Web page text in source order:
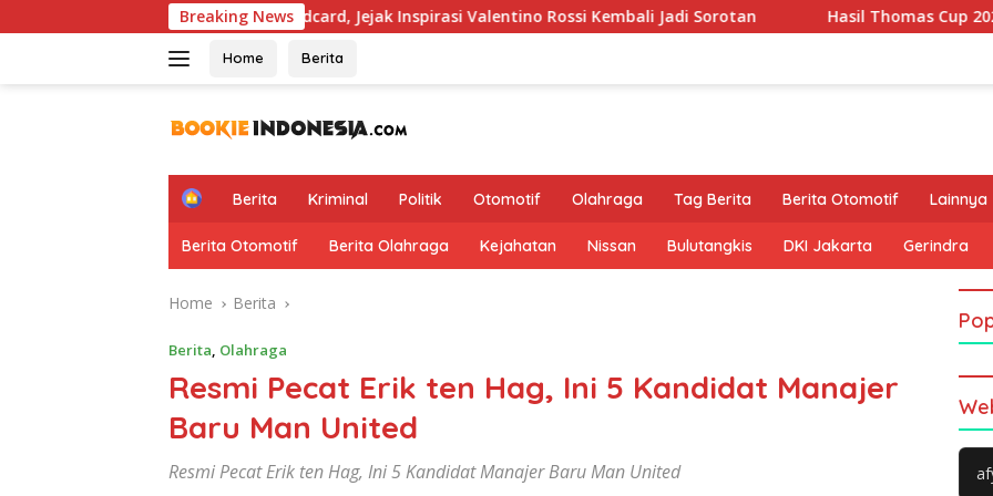
to
Breaking News
Aturan Wildcard, Jejak Inspirasi Valentino Rossi Kembali Jadi Sorotan Hasil Thomas Cup 2026: Leong Jun Hao
Home Berita
H
m
e
Berita Kriminal Politik Otomotif Olahraga Tag Berita Berita Otomotif Lainnya
Berita Otomotif Berita Olahraga Kejahatan Nissan Bulutangkis DKI Jakarta Gerindra
Home Berita
Berita, Olahraga
Resmi Pecat Erik ten Hag, Ini 5 Kandidat Manajer
Baru Man United
Resmi Pecat Erik ten Hag, Ini 5 Kandidat Manajer Baru Man United